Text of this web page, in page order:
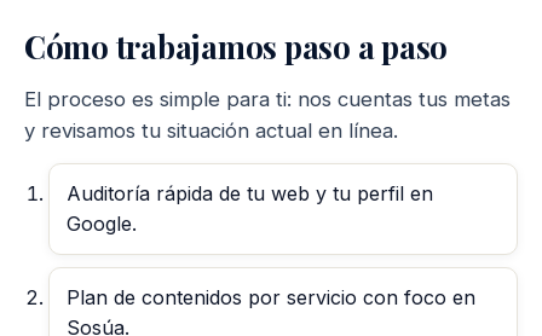
Cómo trabajamos paso a paso
El proceso es simple para ti: nos cuentas tus metas
y revisamos tu situación actual en línea.
Auditoría rápida de tu web y tu perfil en
Google.
Plan de contenidos por servicio con foco en
Sosúa.